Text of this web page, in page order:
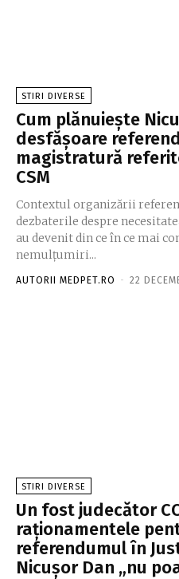
STIRI DIVERSE
Cum plănuiește
desfășoare
magistratură
CSM
Contextul organizării
dezbaterile despre
au devenit din ce în ce mai
nemulțumiri...
AUTORII MEDPET.RO - 22
STIRI DIVERSE
Un fost judecător
raționamentele
referendumul în
Nicușor Dan „nu